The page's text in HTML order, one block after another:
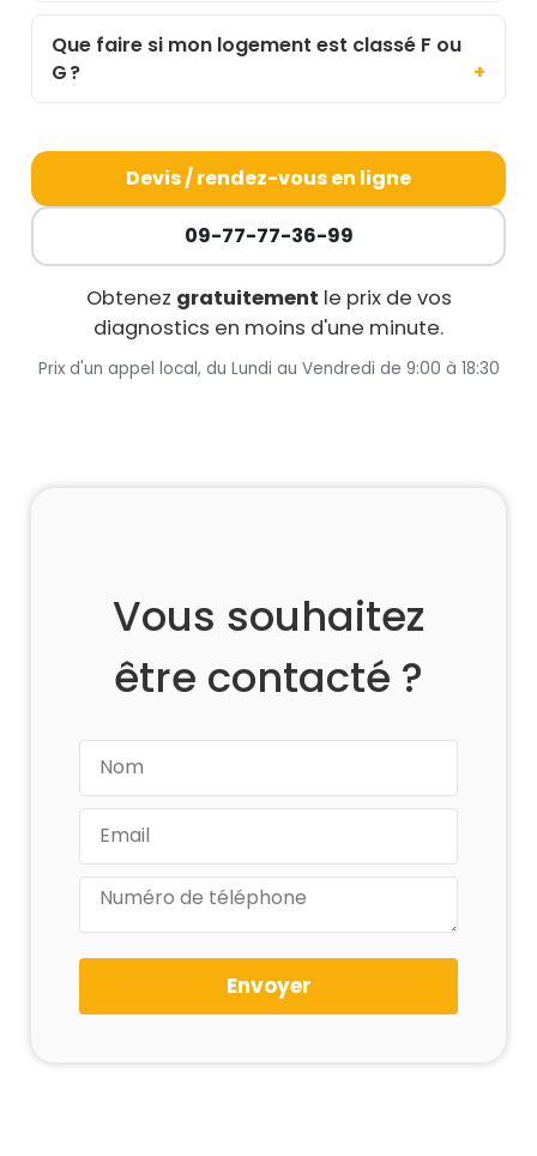
Que faire si mon logement est classé F ou
G ?
Devis / rendez-vous en ligne
09-77-77-36-99
Obtenez gratuitement le prix de vos
diagnostics en moins d'une minute.
Prix d'un appel local, du Lundi au Vendredi de 9:00 à 18:30
Vous souhaitez
être contacté ?
Envoyer